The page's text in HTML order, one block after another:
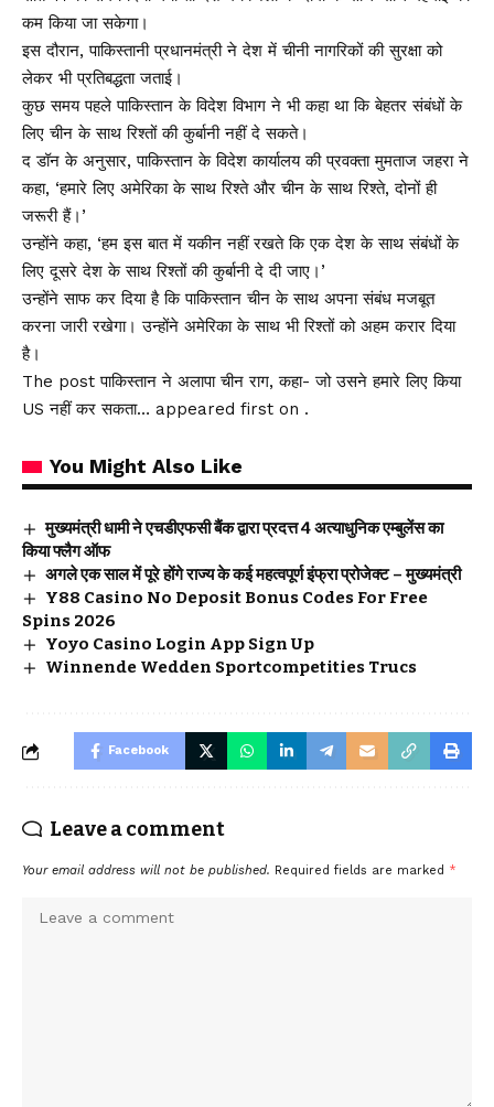
कम किया जा सकेगा।
इस दौरान, पाकिस्तानी प्रधानमंत्री ने देश में चीनी नागरिकों की सुरक्षा को
लेकर भी प्रतिबद्धता जताई।
कुछ समय पहले पाकिस्तान के विदेश विभाग ने भी कहा था कि बेहतर संबंधों के
लिए चीन के साथ रिश्तों की कुर्बानी नहीं दे सकते।
द डॉन के अनुसार, पाकिस्तान के विदेश कार्यालय की प्रवक्ता मुमताज जहरा ने
कहा, ‘हमारे लिए अमेरिका के साथ रिश्ते और चीन के साथ रिश्ते, दोनों ही
जरूरी हैं।’
उन्होंने कहा, ‘हम इस बात में यकीन नहीं रखते कि एक देश के साथ संबंधों के
लिए दूसरे देश के साथ रिश्तों की कुर्बानी दे दी जाए।’
उन्होंने साफ कर दिया है कि पाकिस्तान चीन के साथ अपना संबंध मजबूत
करना जारी रखेगा। उन्होंने अमेरिका के साथ भी रिश्तों को अहम करार दिया
है।
The post पाकिस्तान ने अलापा चीन राग, कहा- जो उसने हमारे लिए किया
US नहीं कर सकता… appeared first on .
You Might Also Like
मुख्यमंत्री धामी ने एचडीएफसी बैंक द्वारा प्रदत्त 4 अत्याधुनिक एम्बुलेंस का
किया फ्लैग ऑफ
अगले एक साल में पूरे होंगे राज्य के कई महत्वपूर्ण इंफ्रा प्रोजेक्ट – मुख्यमंत्री
Y88 Casino No Deposit Bonus Codes For Free
Spins 2026
Yoyo Casino Login App Sign Up
Winnende Wedden Sportcompetities Trucs
Facebook
Leave a comment
Your email address will not be published. Required fields are marked *